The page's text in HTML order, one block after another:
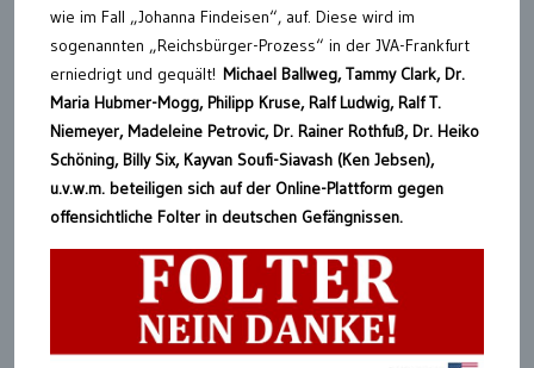
wie im Fall „Johanna Findeisen“, auf. Diese wird im
sogenannten „Reichsbürger-Prozess“ in der JVA-Frankfurt
erniedrigt und gequält! Michael Ballweg, Tammy Clark, Dr.
Maria Hubmer-Mogg, Philipp Kruse, Ralf Ludwig, Ralf T.
Niemeyer, Madeleine Petrovic, Dr. Rainer Rothfuß, Dr. Heiko
Schöning, Billy Six, Kayvan Soufi-Siavash (Ken Jebsen),
u.v.w.m. beteiligen sich auf der Online-Plattform gegen
offensichtliche Folter in deutschen Gefängnissen.